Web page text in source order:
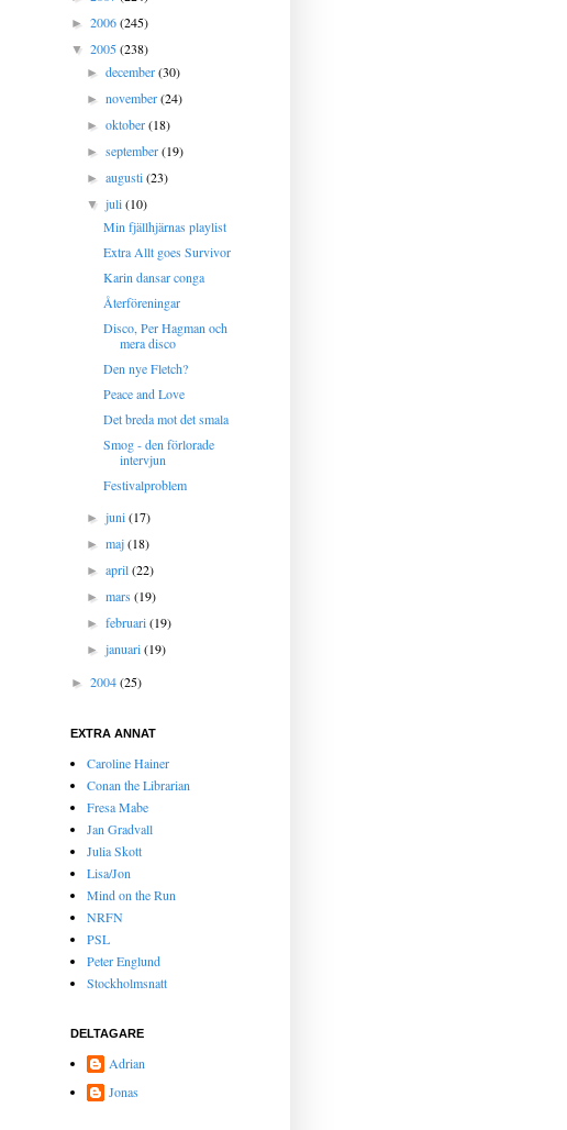
► 2006(245)
▼ 2005(238)
►december(30)
►november(24)
►oktober(18)
►september(19)
►augusti(23)
▼juli(10)
Min fjällhjärnas playlist
Extra Allt goes Survivor
Karin dansar conga
Återföreningar
Disco, Per Hagman och
mera disco
Den nye Fletch?
Peace and Love
Det breda mot det smala
Smog - den förlorade
intervjun
Festivalproblem
►juni(17)
►maj(18)
►april(22)
►mars(19)
►februari(19)
►januari(19)
► 2004(25)
EXTRA ANNAT
Caroline Hainer
Conan the Librarian
Fresa Mabe
Jan Gradvall
Julia Skott
Lisa/Jon
Mind on the Run
NRFN
PSL
Peter Englund
Stockholmsnatt
DELTAGARE
Adrian
Jonas